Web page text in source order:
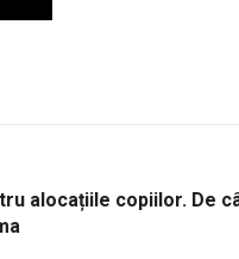
alocațiile copiilor. De